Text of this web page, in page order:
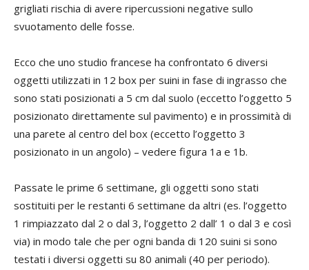
grigliati rischia di avere ripercussioni negative sullo
svuotamento delle fosse.
Ecco che uno studio francese ha confrontato 6 diversi
oggetti utilizzati in 12 box per suini in fase di ingrasso che
sono stati posizionati a 5 cm dal suolo (eccetto l’oggetto 5
posizionato direttamente sul pavimento) e in prossimità di
una parete al centro del box (eccetto l’oggetto 3
posizionato in un angolo) – vedere figura 1a e 1b.
Passate le prime 6 settimane, gli oggetti sono stati
sostituiti per le restanti 6 settimane da altri (es. l’oggetto
1 rimpiazzato dal 2 o dal 3, l’oggetto 2 dall’ 1 o dal 3 e così
via) in modo tale che per ogni banda di 120 suini si sono
testati i diversi oggetti su 80 animali (40 per periodo).